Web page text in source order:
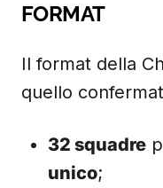
FORMAT
Il format della
quello
32 squadre
unico;